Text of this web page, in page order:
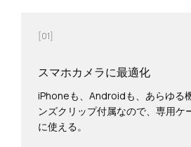
[01]
スマホカメラに最適化
iPhoneも、Androidも、あらゆる
ンズクリップ付属なので、専用ケ
に使える。